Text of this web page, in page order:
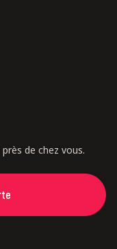
de chez vous.